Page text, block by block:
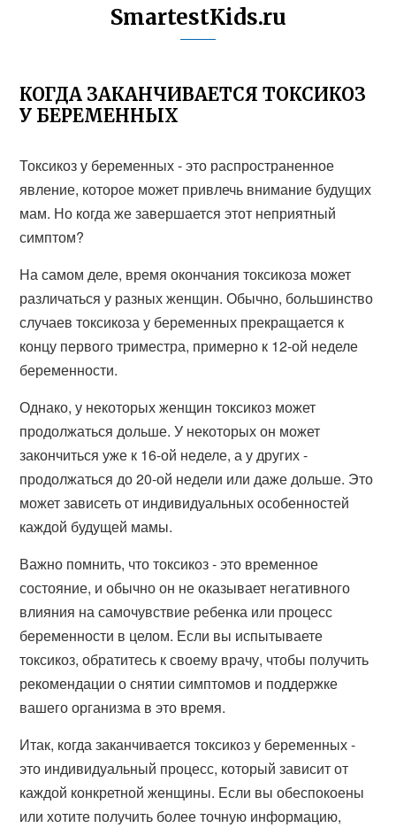
SmartestKids.ru
КОГДА ЗАКАНЧИВАЕТСЯ ТОКСИКОЗ
У БЕРЕМЕННЫХ
Токсикоз у беременных - это распространенное
явление, которое может привлечь внимание будущих
мам. Но когда же завершается этот неприятный
симптом?
На самом деле, время окончания токсикоза может
различаться у разных женщин. Обычно, большинство
случаев токсикоза у беременных прекращается к
концу первого триместра, примерно к 12-ой неделе
беременности.
Однако, у некоторых женщин токсикоз может
продолжаться дольше. У некоторых он может
закончиться уже к 16-ой неделе, а у других -
продолжаться до 20-ой недели или даже дольше. Это
может зависеть от индивидуальных особенностей
каждой будущей мамы.
Важно помнить, что токсикоз - это временное
состояние, и обычно он не оказывает негативного
влияния на самочувствие ребенка или процесс
беременности в целом. Если вы испытываете
токсикоз, обратитесь к своему врачу, чтобы получить
рекомендации о снятии симптомов и поддержке
вашего организма в это время.
Итак, когда заканчивается токсикоз у беременных -
это индивидуальный процесс, который зависит от
каждой конкретной женщины. Если вы обеспокоены
или хотите получить более точную информацию,